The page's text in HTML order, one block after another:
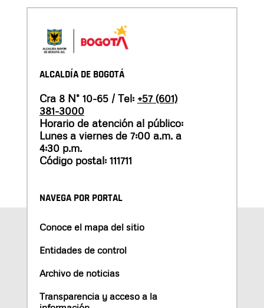
ALCALDÍA DE BOGOTÁ
Cra 8 N° 10-65 / Tel: +57 (601)
381-3000
Horario de atención al público:
Lunes a viernes de 7:00 a.m. a
4:30 p.m.
Código postal: 111711
NAVEGA POR PORTAL
Conoce el mapa del sitio
Entidades de control
Archivo de noticias
Transparencia y acceso a la